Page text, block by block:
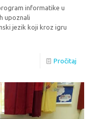
informatike u
upoznali
jezik koji kroz igru
Pročitaj